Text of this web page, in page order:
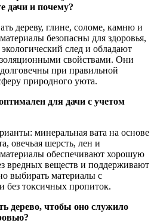
дачи и почему?
дереву, глине, соломе, камню и
безопасны для здоровья,
след и обладают
свойствами. Они
при правильной
природного уюта.
для дачи с учетом
минеральная вата на основе
овечьая шерсть, лен и
обеспечивают хорошую
вредных веществ и поддерживают
выбирать материалы с
без токсичных пропиток.
дерево, чтобы оно служило